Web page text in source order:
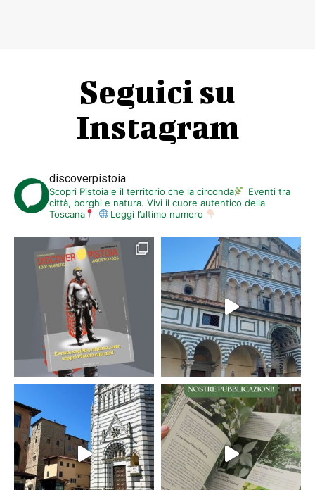
Seguici su
Instagram
discoverpistoia
Scopri Pistoia e il territorio che la circonda
Eventi tra
città, borghi e natura. Vivi il cuore autentico della
Toscana
Leggi l’ultimo numero